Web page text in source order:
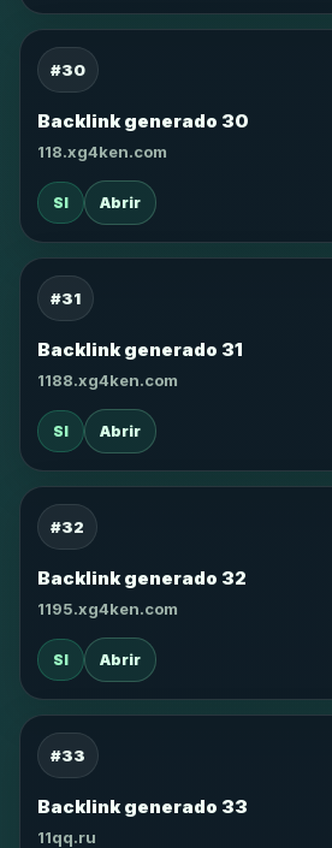
#30
Backlink generado 30
118.xg4ken.com
SI Abrir
#31
Backlink generado 31
1188.xg4ken.com
SI Abrir
#32
Backlink generado 32
1195.xg4ken.com
SI Abrir
#33
Backlink generado 33
11qq.ru